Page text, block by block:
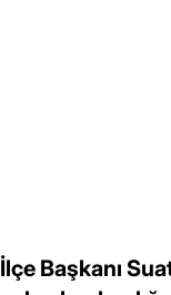
Başkanı